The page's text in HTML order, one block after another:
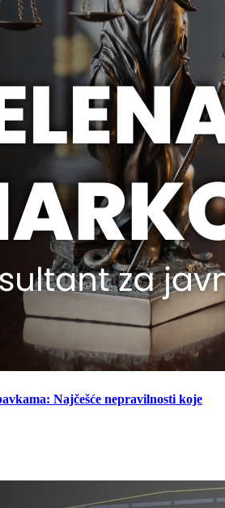
Najčešće nepravilnosti koje